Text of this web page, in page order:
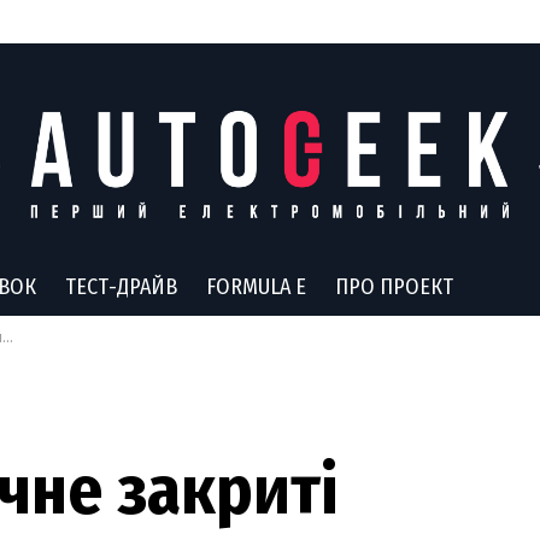
ТЕСТ-ДРАЙВ FORMULA E ПРО ПРОЕКТ
закриті